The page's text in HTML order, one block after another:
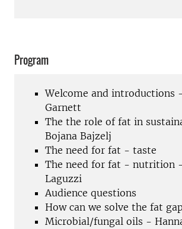
Program
Welcome and introductions
Garnett
The the role of fat in
Bojana Bajzelj
The need for fat - taste
The need for fat - nutrition
Laguzzi
Audience questions
How can we solve the fat
Microbial/fungal oils -